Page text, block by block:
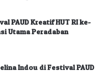
PAUD Kreatif HUT RI ke-
Utama Peradaban
Indou di Festival PAUD